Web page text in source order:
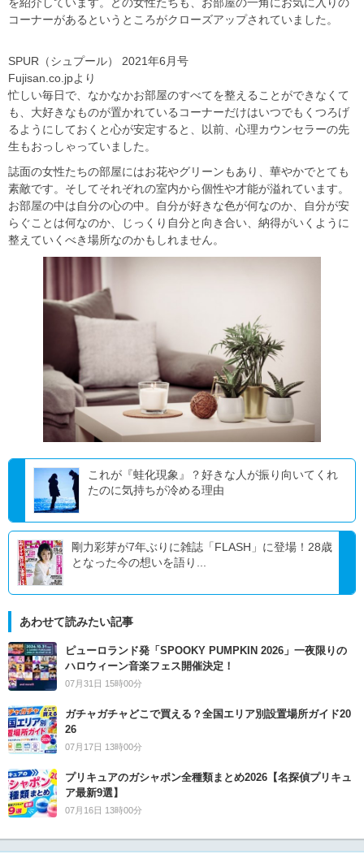
コーナーがあるというところがクローズアップされていました。
SPUR（シュプール） 2021年6月号
Fujisan.co.jpより
忙しい毎日で、なかなかお部屋のすべてを整えることができなくて
も、大好きなものが置かれているコーナーだけはいつでもくつろげ
るようにしておくと心が安定すると、以前、心理カウンセラーの先
生もおっしゃっていました。
誌面の女性たちの部屋にはお花やグリーンもあり、華やかでとても
素敵です。そしてそれぞれの室内から個性や才能が溢れています。
お部屋の中は自分の心の中。自分が好きな色が何なのか、自分が安
らぐことは何なのか、じっくり自分と向き合い、納得がいくように
整えていくべき場所なのかもしれません。
これが『蛙化現象』？好きな人が振り向いてくれ
たのに気持ちが冷める理由
剛力彩芽が7年ぶりに雑誌「FLASH」に登場！28歳
となった今の想いを語り...
あわせて読みたい記事
ピューロランド発「SPOOKY PUMPKIN 2026」一夜限りの
ハロウィーン音楽フェス開催決定！
07月31日 15時00分
ガチャガチャどこで買える？全国エリア別設置場所ガイド20
26
07月17日 13時00分
プリキュアのガシャポン全種類まとめ2026【名探偵プリキュ
ア最新9選】
07月16日 13時00分